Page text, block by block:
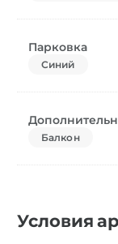
Парковка
Синий
Балкон
Условия